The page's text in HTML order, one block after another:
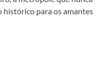
histórico para os amantes